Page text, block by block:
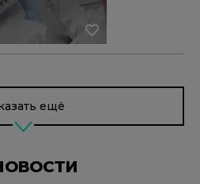
ещё